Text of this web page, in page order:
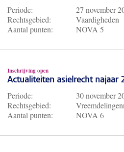
Periode:
27 november
Rechtsgebied:
Vaardigheden
Aantal punten:
NOVA 5
Inschrijving open
Actualiteiten asielrecht najaar
Periode:
30 november
Rechtsgebied:
Aantal punten:
NOVA 6